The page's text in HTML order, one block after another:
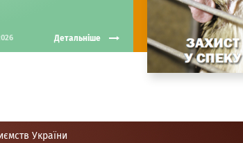
Детальніше
України